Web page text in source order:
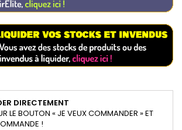
DIRECTEMENT
LE BOUTON « JE VEUX COMMANDER » ET
!